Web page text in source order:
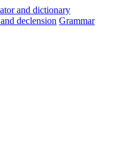
and declension Grammar